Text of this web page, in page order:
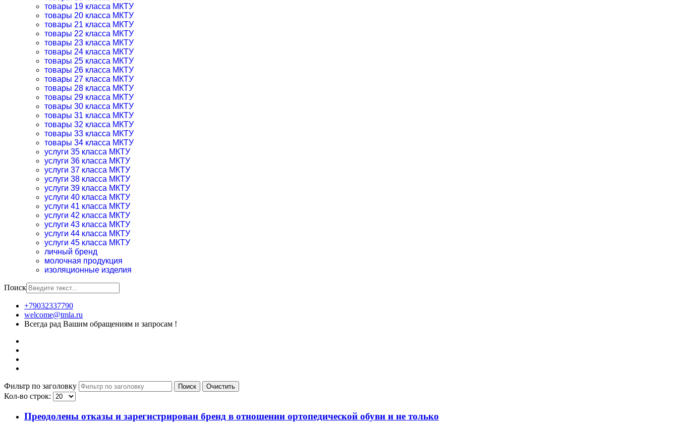
товары 19 класса МКТУ
товары 20 класса МКТУ
товары 21 класса МКТУ
товары 22 класса МКТУ
товары 23 класса МКТУ
товары 24 класса МКТУ
товары 25 класса МКТУ
товары 26 класса МКТУ
товары 27 класса МКТУ
товары 28 класса МКТУ
товары 29 класса МКТУ
товары 30 класса МКТУ
товары 31 класса МКТУ
товары 32 класса МКТУ
товары 33 класса МКТУ
товары 34 класса МКТУ
услуги 35 класса МКТУ
услуги 36 класса МКТУ
услуги 37 класса МКТУ
услуги 38 класса МКТУ
услуги 39 класса МКТУ
услуги 40 класса МКТУ
услуги 41 класса МКТУ
услуги 42 класса МКТУ
услуги 43 класса МКТУ
услуги 44 класса МКТУ
услуги 45 класса МКТУ
личный бренд
молочная продукция
изоляционные изделия
Поиск
+79032337790
welcome@tmla.ru
Всегда рад Вашим обращениям и запросам !
Фильтр по заголовку Поиск Очистить
Кол-во строк:
Преодолены отказы и зарегистрирован бренд в отношении ортопедической обуви и не только